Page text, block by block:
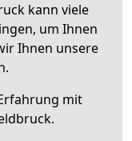
kann viele
um Ihnen
Ihnen unsere
mit
.